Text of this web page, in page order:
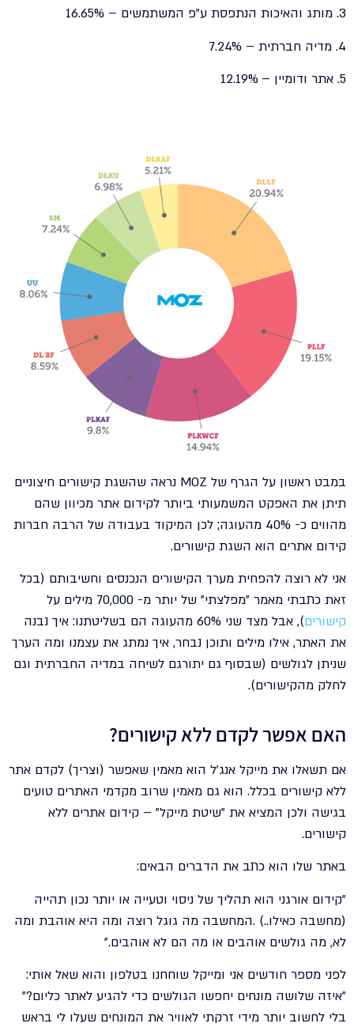
3. מותג והאיכות הנתפסת ע"פ המשתמשים – 16.65%
4. מדיה חברתית – 7.24%
5. אתר ודומיין – 12.19%
במבט ראשון על הגרף של MOZ נראה שהשגת קישורים חיצוניים
תיתן את האפקט המשמעותי ביותר לקידום אתר מכיוון שהם
מהווים כ- 40% מהעוגה; לכן המיקוד בעבודה של הרבה חברות
קידום אתרים הוא השגת קישורים.
אני לא רוצה להפחית מערך הקישורים הנכנסים וחשיבותם (בכל
זאת כתבתי מאמר "מפלצתי" של יותר מ- 70,000 מילים על
קישורים
), אבל מצד שני 60% מהעוגה הם בשליטתנו: איך נבנה
את האתר, אילו מילים ותוכן נבחר, איך נמתג את עצמנו ומה הערך
שניתן לגולשים (שבסוף גם יתורגם לשיחה במדיה החברתית וגם
לחלק מהקישורים).
האם אפשר לקדם ללא קישורים?
אם תשאלו את מייקל אנג'ל הוא מאמין שאפשר (וצריך) לקדם אתר
ללא קישורים בכלל. הוא גם מאמין שרוב מקדמי האתרים טועים
בגישה ולכן המציא את "שיטת מייקל" – קידום אתרים ללא
קישורים.
באתר שלו הוא כתב את הדברים הבאים:
"קידום אורגני הוא תהליך של ניסוי וטעייה או יותר נכון תהייה
(מחשבה כאילו..) .המחשבה מה גוגל רוצה ומה היא אוהבת ומה
לא, מה גולשים אוהבים או מה הם לא אוהבים."
לפני מספר חודשים אני ומייקל שוחחנו בטלפון והוא שאל אותי:
"איזה שלושה מונחים יחפשו הגולשים כדי להגיע לאתר כליום?"
בלי לחשוב יותר מידי זרקתי לאוויר את המונחים שעלו לי בראש